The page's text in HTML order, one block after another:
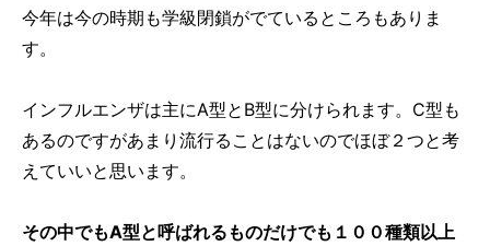
今年は今の時期も学級閉鎖がでているところもありま
す。
インフルエンザは主にA型とB型に分けられます。C型も
あるのですがあまり流行ることはないのでほぼ２つと考
えていいと思います。
その中でもA型と呼ばれるものだけでも１００種類以上